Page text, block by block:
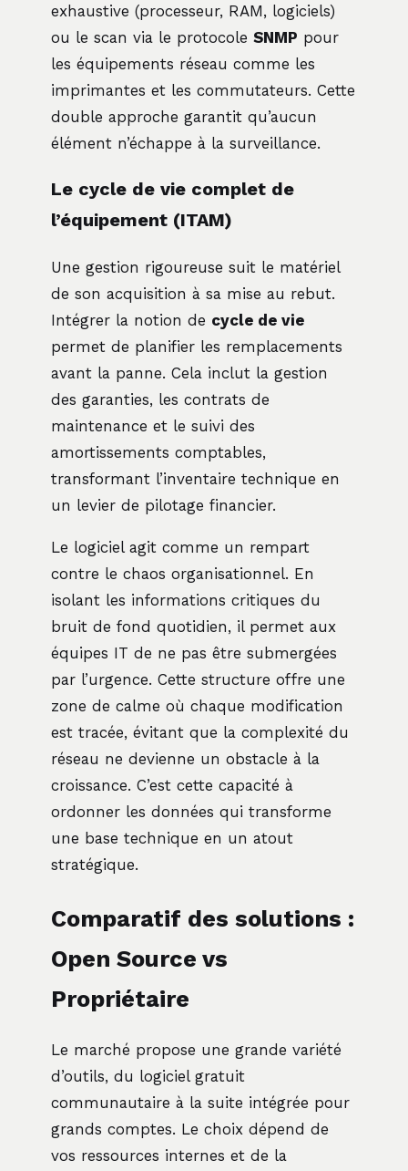
exhaustive (processeur, RAM, logiciels)
ou le scan via le protocole SNMP pour
les équipements réseau comme les
imprimantes et les commutateurs. Cette
double approche garantit qu’aucun
élément n’échappe à la surveillance.
Le cycle de vie complet de
l’équipement (ITAM)
Une gestion rigoureuse suit le matériel
de son acquisition à sa mise au rebut.
Intégrer la notion de cycle de vie
permet de planifier les remplacements
avant la panne. Cela inclut la gestion
des garanties, les contrats de
maintenance et le suivi des
amortissements comptables,
transformant l’inventaire technique en
un levier de pilotage financier.
Le logiciel agit comme un rempart
contre le chaos organisationnel. En
isolant les informations critiques du
bruit de fond quotidien, il permet aux
équipes IT de ne pas être submergées
par l’urgence. Cette structure offre une
zone de calme où chaque modification
est tracée, évitant que la complexité du
réseau ne devienne un obstacle à la
croissance. C’est cette capacité à
ordonner les données qui transforme
une base technique en un atout
stratégique.
Comparatif des solutions :
Open Source vs
Propriétaire
Le marché propose une grande variété
d’outils, du logiciel gratuit
communautaire à la suite intégrée pour
grands comptes. Le choix dépend de
vos ressources internes et de la